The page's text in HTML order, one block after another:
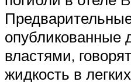
опубликованные
властями,
жидкость в